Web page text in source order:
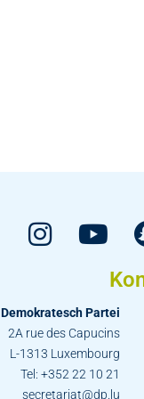
Demokratesch Partei
2A rue des Capucins
L-1313 Luxembourg
Tel: +352 22 10 21
secretariat@dp.lu